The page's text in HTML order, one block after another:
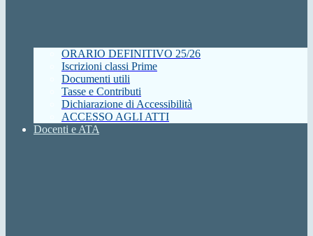
ORARIO DEFINITIVO 25/26
Iscrizioni classi Prime
Documenti utili
Tasse e Contributi
Dichiarazione di Accessibilità
ACCESSO AGLI ATTI
Docenti e ATA